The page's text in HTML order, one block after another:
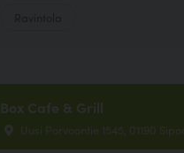
Box Cafe & Grill
Uusi Porvoontie 1545, 01190